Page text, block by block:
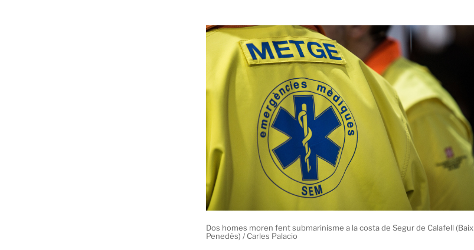
Dos homes moren fent submarinisme a la costa de Segur de Calafell (Baix
Penedès) / Carles Palacio